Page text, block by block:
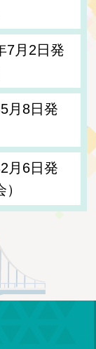
7月2日発
月8日発
月6日発